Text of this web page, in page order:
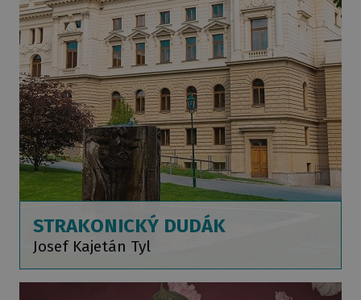
STRAKONICKÝ DUDÁK
Josef Kajetán Tyl